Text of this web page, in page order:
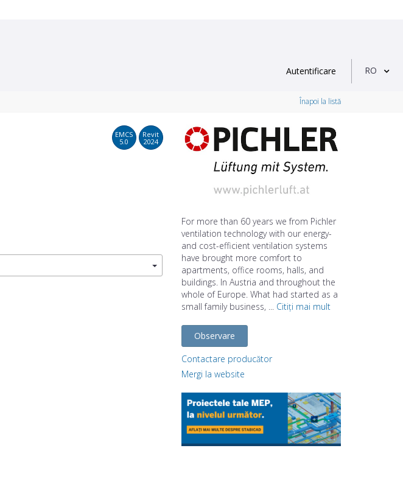
Autentificare RO
Înapoi la listă
EMCS
5.0
Revit
2024
For more than 60 years we from Pichler
ventilation technology with our energy-
and cost-efficient ventilation systems
have brought more comfort to
apartments, office rooms, halls, and
buildings. In Austria and throughout the
whole of Europe. What had started as a
small family business, ... Citiți mai mult
Observare
Contactare producător
Mergi la website